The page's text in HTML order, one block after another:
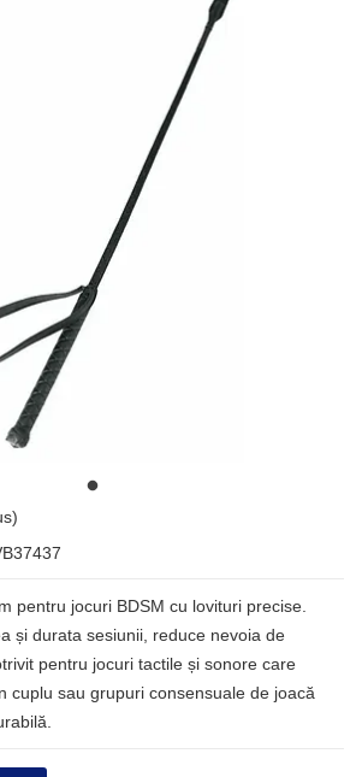
pentru jocuri BDSM cu lovituri precise.
și durata sesiunii, reduce nevoia de
pentru jocuri tactile și sonore care
cuplu sau grupuri consensuale de joacă